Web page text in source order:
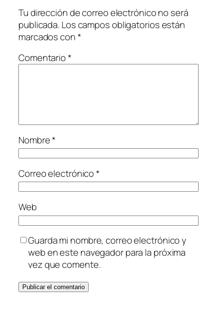
Tu dirección de correo electrónico no será
publicada. Los campos obligatorios están
marcados con*
Comentario*
Nombre*
Correo electrónico*
Web
Guarda mi nombre, correo electrónico y
web en este navegador para la próxima
vez que comente.